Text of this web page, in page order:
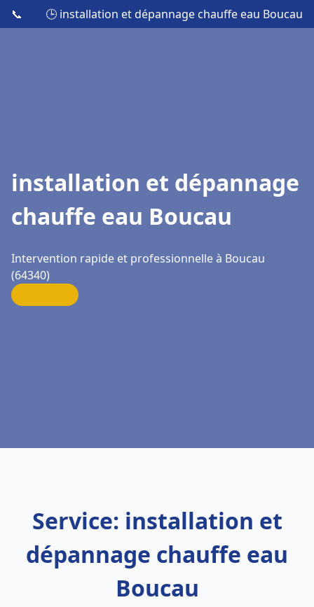
📞 🕒 installation et dépannage chauffe eau Boucau
installation et dépannage
chauffe eau Boucau
Intervention rapide et professionnelle à Boucau
(64340)
Service: installation et
dépannage chauffe eau
Boucau